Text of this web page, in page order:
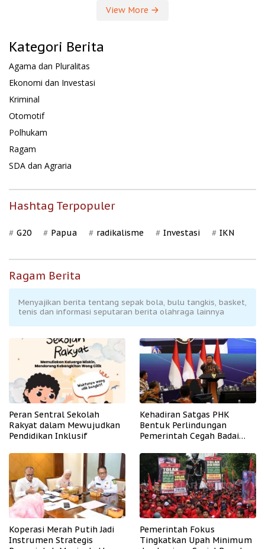
View More
Kategori Berita
Agama dan Pluralitas
Ekonomi dan Investasi
Kriminal
Otomotif
Polhukam
Ragam
SDA dan Agraria
Hashtag Terpopuler
G20 Papua radikalisme Investasi IKN
Ragam Berita
Menyajikan berita tentang sepak bola, bulu tangkis, basket,
tenis dan informasi seputaran berita olahraga lainnya
Peran Sentral Sekolah
Rakyat dalam Mewujudkan
Pendidikan Inklusif
Kehadiran Satgas PHK
Bentuk Perlindungan
Pemerintah Cegah Badai
Koperasi Merah Putih Jadi
Instrumen Strategis
Pemerintah Fokus
Tingkatkan Upah Minimum